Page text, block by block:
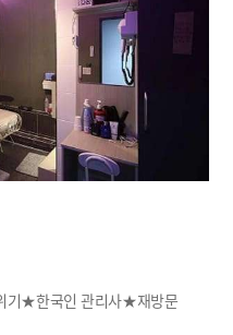
기★한국인 관리사★재방문